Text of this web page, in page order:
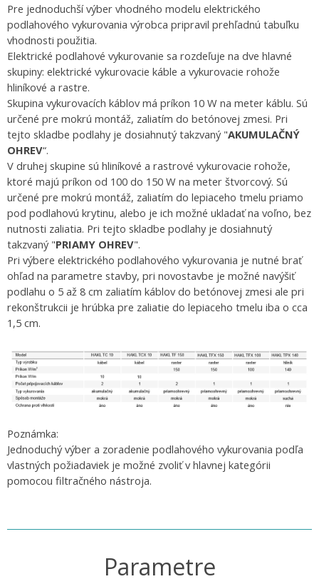
Pre jednoduchší výber vhodného modelu elektrického
podlahového vykurovania výrobca pripravil prehľadnú tabuľku
vhodnosti použitia.
Elektrické podlahové vykurovanie sa rozdeľuje na dve hlavné
skupiny: elektrické vykurovacie káble a vykurovacie rohože
hliníkové a rastre.
Skupina vykurovacích káblov má príkon 10 W na meter káblu. Sú
určené pre mokrú montáž, zaliatím do betónovej zmesi. Pri
tejto skladbe podlahy je dosiahnutý takzvaný "AKUMULAČNÝ
OHREV“.
V druhej skupine sú hliníkové a rastrové vykurovacie rohože,
ktoré majú príkon od 100 do 150 W na meter štvorcový. Sú
určené pre mokrú montáž, zaliatím do lepiaceho tmelu priamo
pod podlahovú krytinu, alebo je ich možné ukladať na voľno, bez
nutnosti zaliatia. Pri tejto skladbe podlahy je dosiahnutý
takzvaný "PRIAMY OHREV".
Pri výbere elektrického podlahového vykurovania je nutné brať
ohľad na parametre stavby, pri novostavbe je možné navýšiť
podlahu o 5 až 8 cm zaliatím káblov do betónovej zmesi ale pri
rekonštrukcii je hrúbka pre zaliatie do lepiaceho tmelu iba o cca
1,5 cm.
Poznámka:
Jednoduchý výber a zoradenie podlahového vykurovania podľa
vlastných požiadaviek je možné zvoliť v hlavnej kategórii
pomocou filtračného nástroja.
Parametre